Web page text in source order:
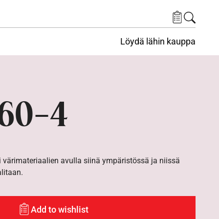
Löydä lähin kauppa
4
avulla siinä ympäristössä ja niissä
Add to wishlist